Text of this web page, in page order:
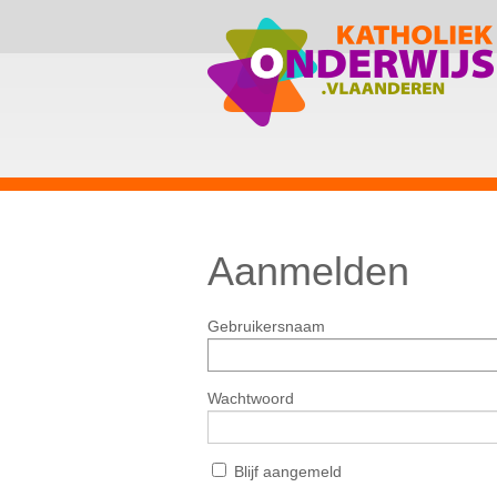
Aanmelden
Gebruikersnaam
Wachtwoord
Blijf aangemeld